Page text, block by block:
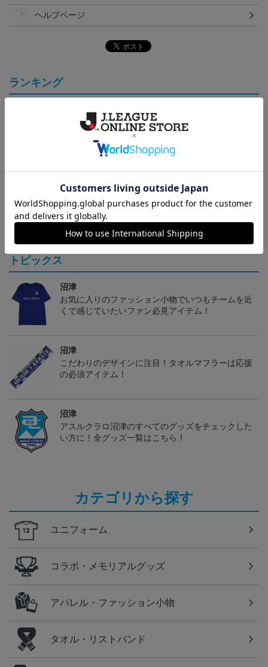
ヘルプページ
ランキング
2024アスルクラロ沼津
3rdユニフォーム ラブラ
イブ！サンシャイン!!エデ
ィション（FP）
18,700円～23,760円
2025アスルクラロ沼津
レプリカユニフォーム
（FP 1st）
dユニフォーム ラブライ
ブ！サンシャイン!!エディ
ション
トピックス
沼津
お気に入りのファッション小物でいつもチームを近
くで感じていたいファン必見アイテム！
沼津
こだわりのデザインに注目！タオルマフラーは応援
の必須アイテム！
沼津
アスルクラロ沼津のすべてのグッズをチェックした
い方に！全グッズ一覧はこちら！
カテゴリから探す
ユニフォーム
コラボ・メモリアルグッズ
アパレル・ファッション小物
タオル・リストバンド